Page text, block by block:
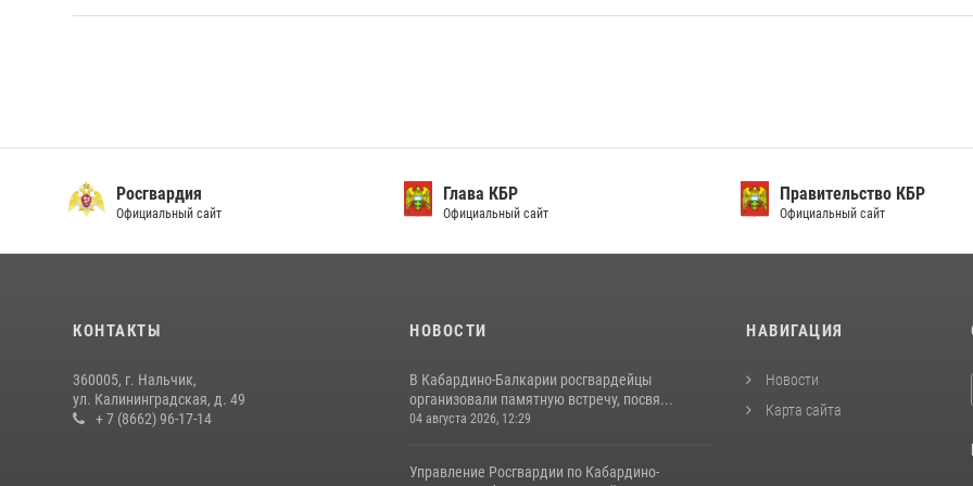
Росгвардия
Официальный сайт
Глава КБР
Официальный сайт
Правительство КБР
Официальный сайт
КОНТАКТЫ
360005, г. Нальчик,
ул. Калининградская, д. 49
+ 7 (8662) 96-17-14
НОВОСТИ
В Кабардино-Балкарии росгвардейцы
организовали памятную встречу, посвя...
04 августа 2026, 12:29
Управление Росгвардии по Кабардино-
НАВИГАЦИЯ
Новости
Карта сайта